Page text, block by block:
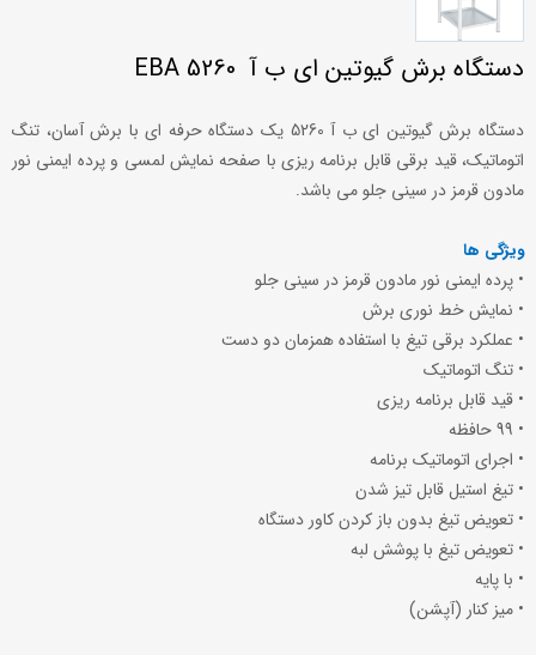
دستگاه برش گیوتین ای ب آ EBA 5260
دستگاه برش گیوتین ای ب آ 5260 یک دستگاه حرفه ای با برش آسان، تنگ
اتوماتیک، قید برقی قابل برنامه ریزی با صفحه نمایش لمسی و پرده ایمنی نور
مادون قرمز در سینی جلو می باشد.
ویژگی ها
• پرده ایمنی نور مادون قرمز در سینی جلو
• نمایش خط نوری برش
• عملکرد برقی تیغ با استفاده همزمان دو دست
• تنگ اتوماتیک
• قید قابل برنامه ریزی
• 99 حافظه
• اجرای اتوماتیک برنامه
• تیغ استیل قابل تیز شدن
• تعویض تیغ بدون باز کردن کاور دستگاه
• تعویض تیغ با پوشش لبه
• با پایه
• میز کنار (آپشن)